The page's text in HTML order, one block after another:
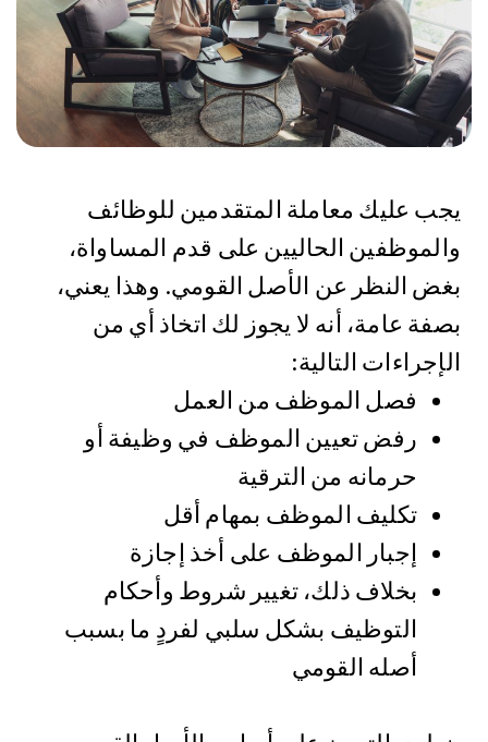
يجب عليك معاملة المتقدمين للوظائف
والموظفين الحاليين على قدم المساواة،
بغض النظر عن الأصل القومي. وهذا يعني،
بصفة عامة، أنه لا يجوز لك اتخاذ أي من
الإجراءات التالية:
فصل الموظف من العمل
رفض تعيين الموظف في وظيفة أو
حرمانه من الترقية
تكليف الموظف بمهام أقل
إجبار الموظف على أخذ إجازة
بخلاف ذلك، تغيير شروط وأحكام
التوظيف بشكل سلبي لفردٍ ما بسبب
أصله القومي